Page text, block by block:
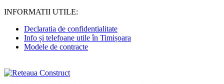
INFORMATII UTILE:
Declaratia de confidentialitate
Info și telefoane utile în Timișoara
Modele de contracte